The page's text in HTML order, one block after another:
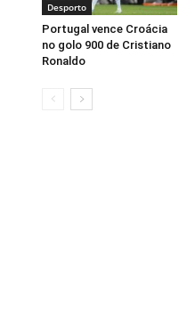
Desporto
Portugal vence Croácia
no golo 900 de Cristiano
Ronaldo